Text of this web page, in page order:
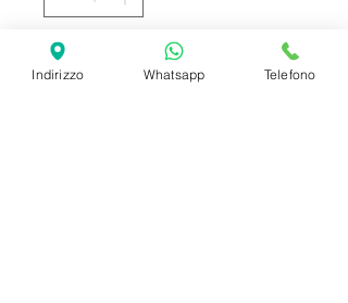
Aggiungi al carrello
Indirizzo Whatsapp Telefono